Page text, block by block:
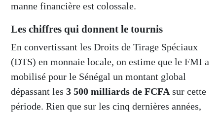
manne financière est colossale.
Les chiffres qui donnent le tournis
En convertissant les Droits de Tirage Spéciaux
(DTS) en monnaie locale, on estime que le FMI a
mobilisé pour le Sénégal un montant global
dépassant les 3 500 milliards de FCFA sur cette
période. Rien que sur les cinq dernières années,